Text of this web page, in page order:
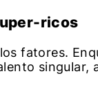
ricos
fatores.
singular,